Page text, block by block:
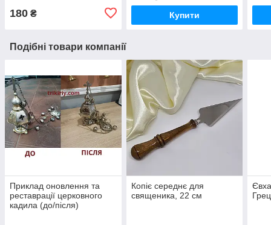
180 ₴ Купити
Подібні товари компанії
Приклад оновлення та
реставрації церковного
кадила (до/після)
Копіє середнє для
священика, 22 см